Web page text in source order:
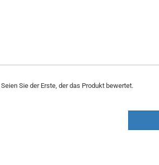
Sie der Erste, der das Produkt bewertet.